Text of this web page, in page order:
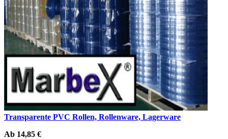
Transparente PVC Rollen, Rollenware, Lagerware
Ab 14,85 €